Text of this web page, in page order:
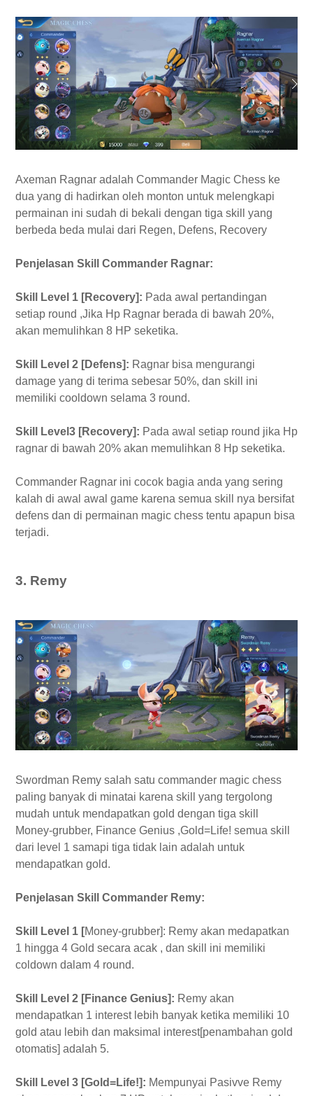
Axeman Ragnar adalah Commander Magic Chess ke
dua yang di hadirkan oleh monton untuk melengkapi
permainan ini sudah di bekali dengan tiga skill yang
berbeda beda mulai dari Regen, Defens, Recovery
Penjelasan Skill Commander Ragnar:
Skill Level 1 [Recovery]: Pada awal pertandingan
setiap round ,Jika Hp Ragnar berada di bawah 20%,
akan memulihkan 8 HP seketika.
Skill Level 2 [Defens]: Ragnar bisa mengurangi
damage yang di terima sebesar 50%, dan skill ini
memiliki cooldown selama 3 round.
Skill Level3 [Recovery]: Pada awal setiap round jika Hp
ragnar di bawah 20% akan memulihkan 8 Hp seketika.
Commander Ragnar ini cocok bagia anda yang sering
kalah di awal awal game karena semua skill nya bersifat
defens dan di permainan magic chess tentu apapun bisa
terjadi.
3. Remy
Swordman Remy salah satu commander magic chess
paling banyak di minatai karena skill yang tergolong
mudah untuk mendapatkan gold dengan tiga skill
Money-grubber, Finance Genius ,Gold=Life! semua skill
dari level 1 samapi tiga tidak lain adalah untuk
mendapatkan gold.
Penjelasan Skill Commander Remy:
Skill Level 1 [Money-grubber]: Remy akan medapatkan
1 hingga 4 Gold secara acak , dan skill ini memiliki
coldown dalam 4 round.
Skill Level 2 [Finance Genius]: Remy akan
mendapatkan 1 interest lebih banyak ketika memiliki 10
gold atau lebih dan maksimal interest[penambahan gold
otomatis] adalah 5.
Skill Level 3 [Gold=Life!]: Mempunyai Pasivve Remy